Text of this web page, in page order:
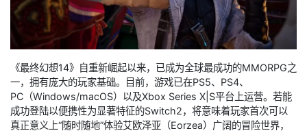
《最终幻想14》自重新崛起以来，已成为全球最成功的MMORPG之
一，拥有庞大的玩家基础。目前，游戏已在PS5、PS4、
PC（Windows/macOS）以及Xbox Series X|S平台上运营。若能
成功登陆以便携性为显著特征的Switch2，将意味着玩家首次可以
真正意义上“随时随地”体验艾欧泽亚（Eorzea）广阔的冒险世界，